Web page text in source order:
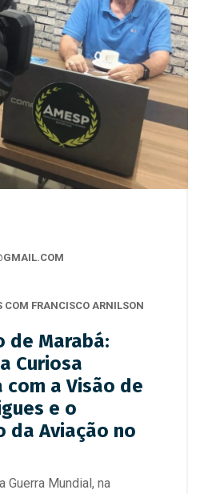
COM FRANCISCO ARNILSON
de Marabá:
Curiosa
com a Visão de
e o
da Aviação no
Guerra Mundial, na